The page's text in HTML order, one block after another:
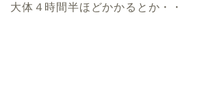
大体４時間半ほどかかるとか・・